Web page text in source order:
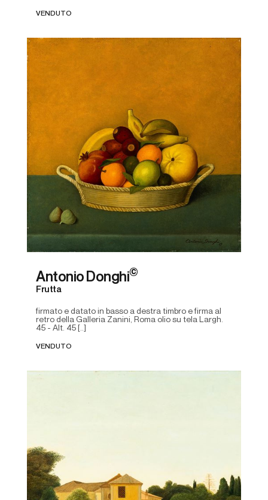
VENDUTO
Antonio Donghi©
Frutta
firmato e datato in basso a destra timbro e firma al
retro della Galleria Zanini, Roma olio su tela Largh.
45 - Alt. 45 [..]
VENDUTO